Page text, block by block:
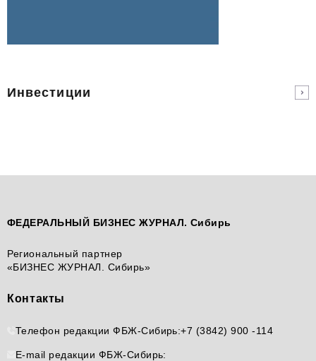
Инвестиции
ФЕДЕРАЛЬНЫЙ БИЗНЕС ЖУРНАЛ. Сибирь
Региональный партнер
«БИЗНЕС ЖУРНАЛ. Сибирь»
Контакты
Телефон редакции ФБЖ-Сибирь:+7 (3842) 900 -114
E-mail редакции ФБЖ-Сибирь: